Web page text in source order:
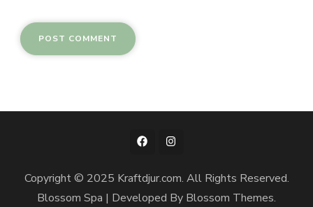
Copyright © 2025 Kraftdjur.com. All Rights Reserved.
Blossom Spa | Developed By Blossom Themes.